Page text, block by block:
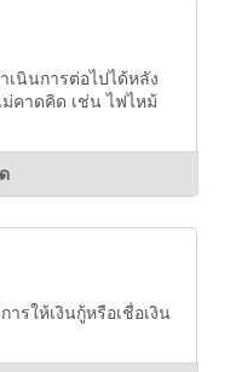
เนินการต่อไปได้หลัง
ม่คาดคิด เช่น ไฟไหม้
รให้เงินกู้หรือเชื่อเงิน